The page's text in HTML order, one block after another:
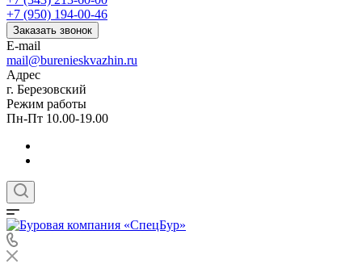
+7 (950) 194-00-46
Заказать звонок
E-mail
mail@burenieskvazhin.ru
Адрес
г. Березовский
Режим работы
Пн-Пт 10.00-19.00